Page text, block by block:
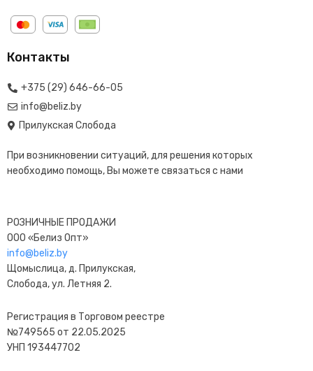
Контакты
+375 (29) 646-66-05
info@beliz.by
Прилукская Слобода
При возникновении ситуаций, для решения которых
необходимо помощь, Вы можете связаться с нами
РОЗНИЧНЫЕ ПРОДАЖИ
ООО «Белиз Опт»
info@beliz.by
Щомыслица, д. Прилукская,
Слобода, ул. Летняя 2.
Регистрация в Торговом реестре
№749565 от 22.05.2025
УНП 193447702